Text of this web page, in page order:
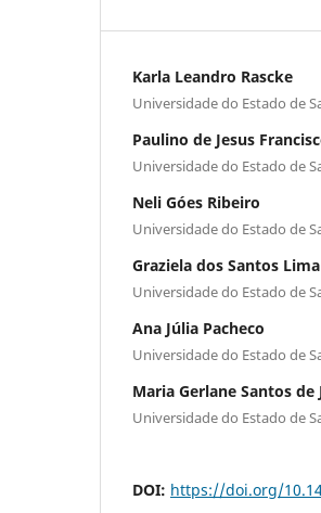
Karla Leandro Rascke
Universidade do Estado de
Paulino de Jesus
Universidade do Estado de
Neli Góes Ribeiro
Universidade do Estado de
Graziela dos Santos Lima
Universidade do Estado de
Ana Júlia Pacheco
Universidade do Estado de
Maria Gerlane Santos de
Universidade do Estado de
DOI: https://doi.org/